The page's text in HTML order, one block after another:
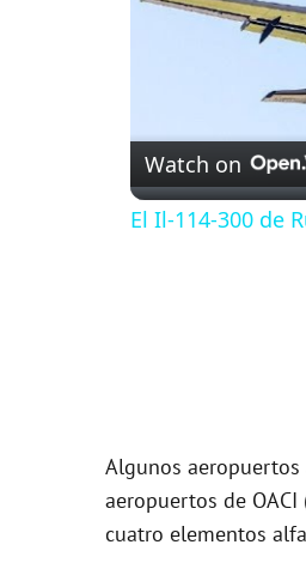
Watch on
El Il-114-300 de
Algunos aeropuertos
aeropuertos de
cuatro elementos